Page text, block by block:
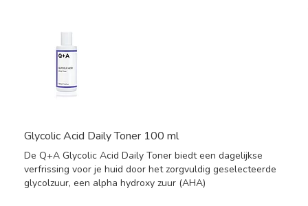
Glycolic Acid Daily Toner 100 ml
De Q+A Glycolic Acid Daily Toner biedt een dagelijkse
verfrissing voor je huid door het zorgvuldig geselecteerde
glycolzuur, een alpha hydroxy zuur (AHA)